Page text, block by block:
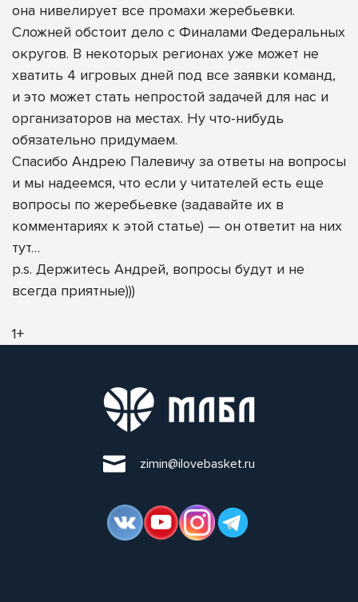
она нивелирует все промахи жеребьевки.
Сложней обстоит дело с Финалами Федеральных
округов. В некоторых регионах уже может не
хватить 4 игровых дней под все заявки команд,
и это может стать непростой задачей для нас и
организаторов на местах. Ну что-нибудь
обязательно придумаем.
Спасибо Андрею Палевичу за ответы на вопросы
и мы надеемся, что если у читателей есть еще
вопросы по жеребьевке (задавайте их в
комментариях к этой статье) — он ответит на них
тут…
p.s. Держитесь Андрей, вопросы будут и не
всегда приятные)))
1+
zimin@ilovebasket.ru